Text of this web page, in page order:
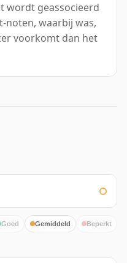
wordt geassocieerd
noten, waarbij was,
voorkomt dan het
Goed Gemiddeld Beperkt